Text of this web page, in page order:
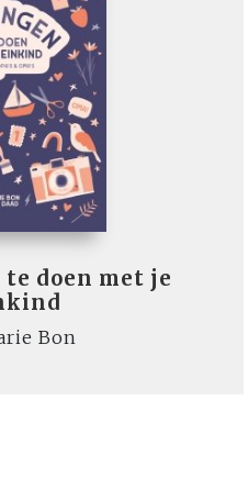
te doen met je
Bon